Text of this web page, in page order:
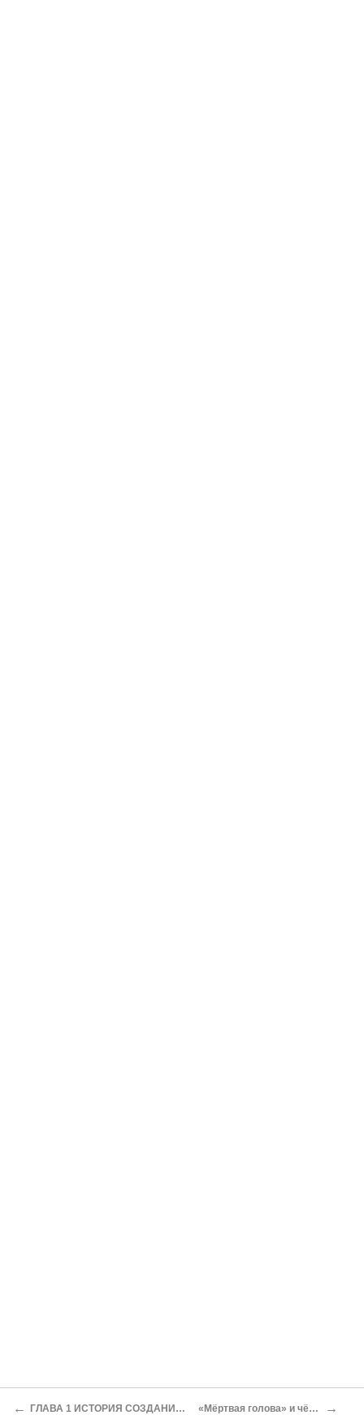
← ГЛАВА 1 ИСТОРИЯ СОЗДАНИЯ ДИВИЗИИ СС ДАС Рейх «Мёртвая голова» и чёрный цвет мундиров →